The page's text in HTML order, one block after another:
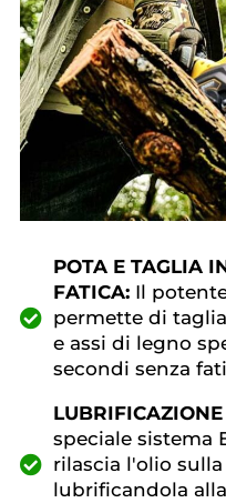
POTA E TAGLIA
FATICA: Il
permette di
e assi di legno
secondi senza
speciale sistema
rilascia l'olio
lubrificandola